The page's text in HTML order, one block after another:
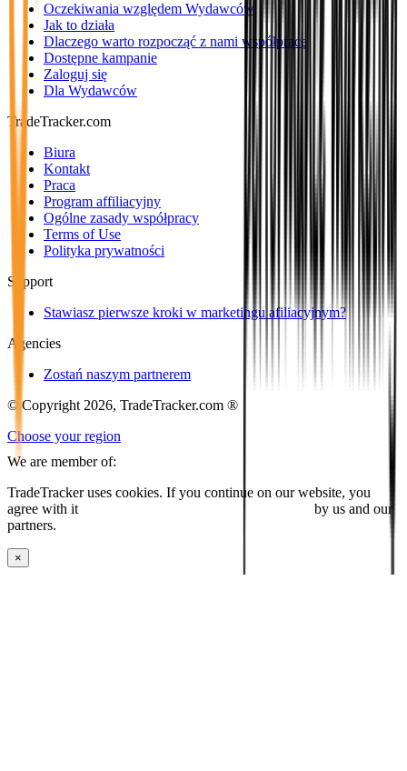
Oczekiwania względem Wydawców
Jak to działa
Dlaczego warto rozpocząć z nami współpracę
Dostępne kampanie
Zaloguj się
Dla Wydawców
TradeTracker.com
Biura
Kontakt
Praca
Program affiliacyjny
Ogólne zasady współpracy
Terms of Use
Polityka prywatności
Support
Stawiasz pierwsze kroki w marketingu afiliacyjnym?
Agencies
Zostań naszym partnerem
© Copyright 2026, TradeTracker.com ®
Choose your region
We are member of:
TradeTracker uses cookies. If you continue on our website, you
agree with it
by us and our
partners.
×